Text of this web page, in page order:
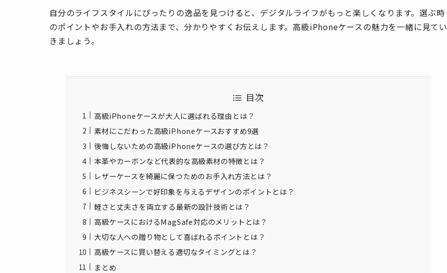
自分のライフスタイルにぴったりの逸品を見つけると、デジタルライフがもっと楽しくなります。選ぶ時
のポイントやお手入れの方法まで、分かりやすくお伝えします。高級iPhoneケースの魅力を一緒に見てい
きましょう。
目次
高級iPhoneケースが大人に選ばれる理由とは？
素材にこだわった高級iPhoneケースおすすめ9選
後悔しないための高級iPhoneケースの選び方とは？
本革やカーボンなど代表的な高級素材の特徴とは？
レザーケースを綺麗に保つためのお手入れ方法とは？
ビジネスシーンで好印象を与えるデザインのポイントとは？
軽さと丈夫さを両立する最新の設計技術とは？
高級ケースにおけるMagSafe対応のメリットとは？
大切な人への贈り物として喜ばれるポイントとは？
高級ケースに買い替える適切なタイミングとは？
まとめ